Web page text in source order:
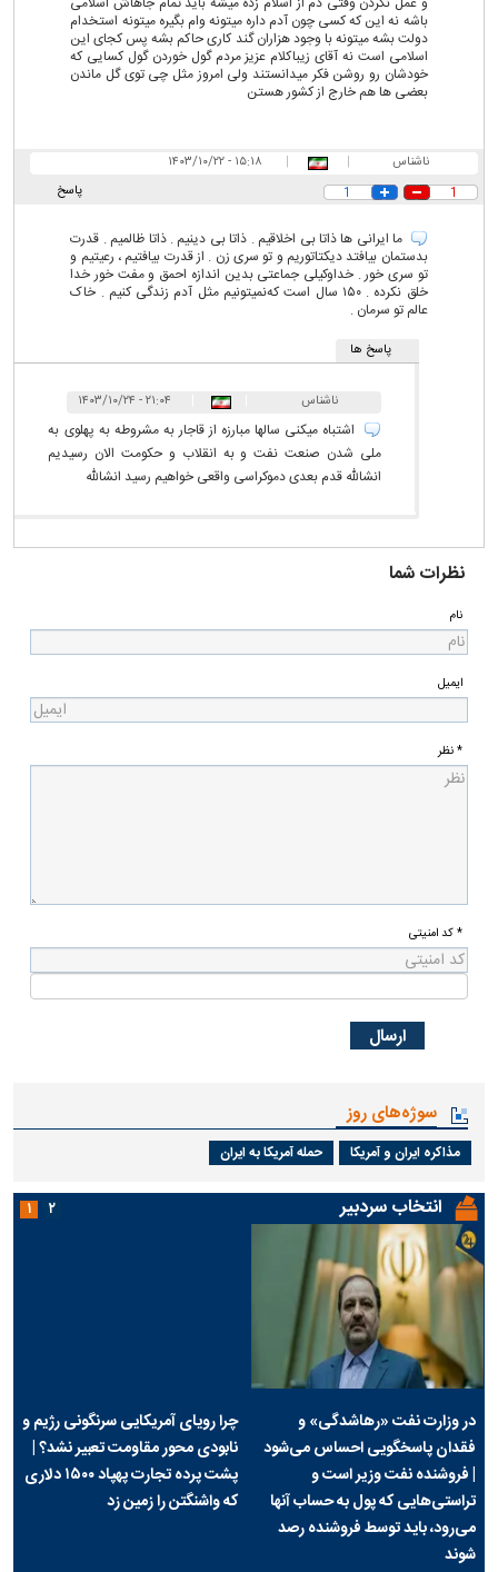
باشه نه این که کسی چون آدم داره میتونه وام بگیره میتونه استخدام
دولت بشه میتونه با وجود هزاران گند کاری حاکم بشه پس کجای این
اسلامی است نه‌ آقای زیباکلام عزیز مردم گول خوردن گول کسایی که
خودشان رو روشن فکر میدانستند ولی امروز مثل چی توی گل ماندن
بعضی ها هم خارج از کشور هستن
ناشناس |
|
۱۵:۱۸ - ۱۴۰۳/۱۰/۲۲
پاسخ
1
1
ما ایرانی ها ذاتا بی اخلاقیم . ذاتا بی دینیم . ذاتا ظالمیم . قدرت
بدستمان بیافتد دیکتاتوریم و تو سری زن . از قدرت بیافتیم ، رعیتیم و
تو سری خور . خداوکیلی جماعتی بدین اندازه احمق و مفت خور خدا
خلق نکرده . ۱۵۰ سال است که‌نمیتونیم مثل آدم زندگی کنیم . خاک
عالم تو سرمان .
پاسخ ها
ناشناس ۲۱:۰۴ - ۱۴۰۳/۱۰/۲۴
اشتباه میکنی سالها مبارزه از قاجار به مشروطه به پهلوی به
ملی شدن صنعت نفت و به انقلاب و حکومت الان رسیدیم
انشالله قدم بعدی دموکراسی واقعی خواهیم رسید انشالله
نظرات شما
نام
ایمیل
* نظر
* کد امنیتی
سوژه‌های روز
مذاکره ایران و آمریکا حمله آمریکا به ایران
انتخاب سردبیر
در وزارت نفت «رهاشدگی» و
فقدان پاسخگویی احساس می‌شود
| فروشنده نفت وزیر است و
تراستی‌هایی که پول به حساب آنها
می‌رود، باید توسط فروشنده رصد
شوند
چرا رویای آمریکایی سرنگونی رژیم و
نابودی محور مقاومت تعبیر نشد؟ |
پشت پرده تجارت پهپاد‌ ۱۵۰۰ دلاری
که واشنگتن را زمین زد
۱ ۲